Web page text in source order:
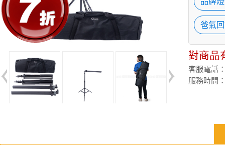
爸氣
對商品
客服電話
服務時間